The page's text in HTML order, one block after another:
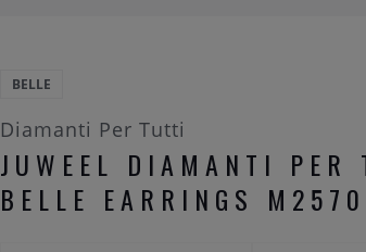
BELLE
Diamanti Per Tutti
JUWEEL DIAMANTI PER
BELLE EARRINGS